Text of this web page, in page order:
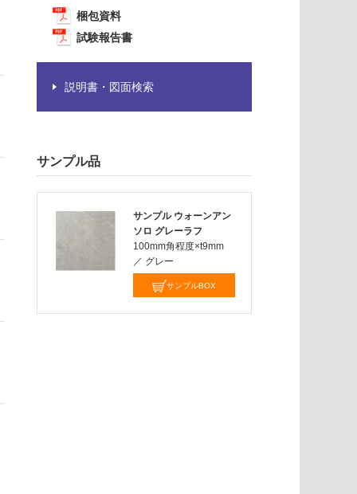
梱包資料
試験報告書
説明書・図面検索
サンプル品
サンプル ウォーンアン
ソロ グレーラフ
100mm角程度×t9mm
／ グレー
サンプルBOX